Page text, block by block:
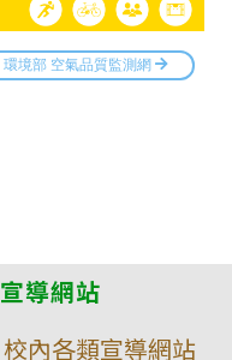
宣導網站
校內各類宣導網站